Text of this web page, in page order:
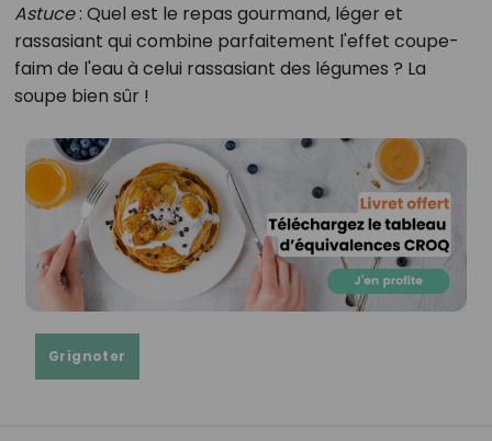
Astuce: Quel est le repas gourmand, léger et
rassasiant qui combine parfaitement l'effet coupe-
faim de l'eau à celui rassasiant des légumes ? La
soupe bien sûr !
Grignoter